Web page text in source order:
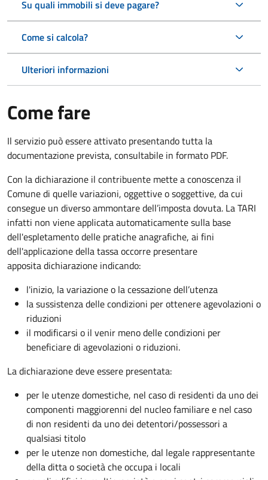
Su quali immobili si deve pagare?
Come si calcola?
Ulteriori informazioni
Come fare
Il servizio può essere attivato presentando tutta la
documentazione prevista, consultabile in formato PDF.
Con la dichiarazione il contribuente mette a conoscenza il
Comune di quelle variazioni, oggettive o soggettive, da cui
consegue un diverso ammontare dell’imposta dovuta. La TARI
infatti non viene applicata automaticamente sulla base
dell'espletamento delle pratiche anagrafiche, ai fini
dell'applicazione della tassa occorre presentare
apposita dichiarazione indicando:
l'inizio, la variazione o la cessazione dell’utenza
la sussistenza delle condizioni per ottenere agevolazioni o
riduzioni
il modificarsi o il venir meno delle condizioni per
beneficiare di agevolazioni o riduzioni.
La dichiarazione deve essere presentata:
per le utenze domestiche, nel caso di residenti da uno dei
componenti maggiorenni del nucleo familiare e nel caso
di non residenti da uno dei detentori/possessori a
qualsiasi titolo
per le utenze non domestiche, dal legale rappresentante
della ditta o società che occupa i locali